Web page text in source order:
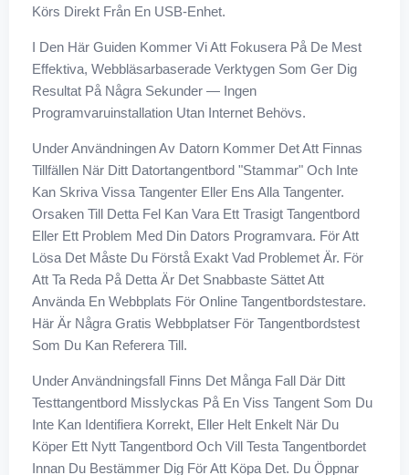
Körs Direkt Från En USB-Enhet.
I Den Här Guiden Kommer Vi Att Fokusera På De Mest
Effektiva, Webbläsarbaserade Verktygen Som Ger Dig
Resultat På Några Sekunder — Ingen
Programvaruinstallation Utan Internet Behövs.
Under Användningen Av Datorn Kommer Det Att Finnas
Tillfällen När Ditt Datortangentbord "stammar" Och Inte
Kan Skriva Vissa Tangenter Eller Ens Alla Tangenter.
Orsaken Till Detta Fel Kan Vara Ett Trasigt Tangentbord
Eller Ett Problem Med Din Dators Programvara. För Att
Lösa Det Måste Du Förstå Exakt Vad Problemet Är. För
Att Ta Reda På Detta Är Det Snabbaste Sättet Att
Använda En Webbplats För Online Tangentbordstestare.
Här Är Några Gratis Webbplatser För Tangentbordstest
Som Du Kan Referera Till.
Under Användningsfall Finns Det Många Fall Där Ditt
Testtangentbord Misslyckas På En Viss Tangent Som Du
Inte Kan Identifiera Korrekt, Eller Helt Enkelt När Du
Köper Ett Nytt Tangentbord Och Vill Testa Tangentbordet
Innan Du Bestämmer Dig För Att Köpa Det. Du Öppnar